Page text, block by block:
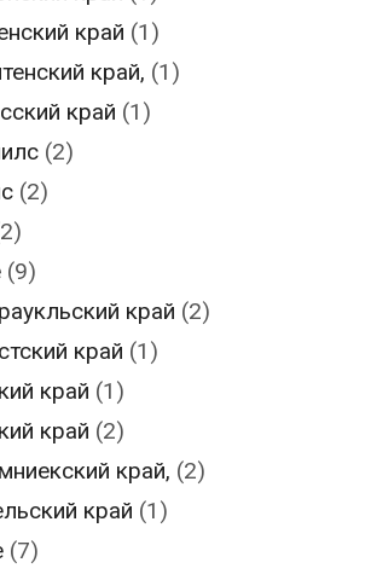
край (1)
край, (1)
край (1)
(2)
(2)
(9)
край (2)
край (1)
край (1)
край (2)
край, (2)
край (1)
(7)